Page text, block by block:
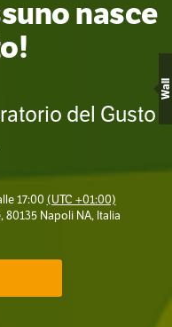
nasce
del Gusto
17:00 (UTC +01:00)
Napoli NA, Italia
Wall